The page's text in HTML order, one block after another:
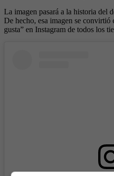
La imagen pasará a la historia del
De hecho, esa imagen se convirtió
gusta” en Instagram de todos los